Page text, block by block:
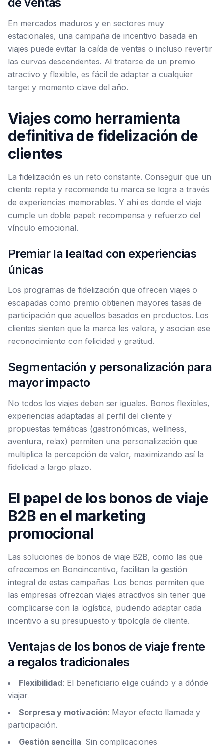
En mercados maduros y en sectores muy
estacionales, una campaña de incentivo basada en
viajes puede evitar la caída de ventas o incluso revertir
las curvas descendentes. Al tratarse de un premio
atractivo y flexible, es fácil de adaptar a cualquier
target y momento clave del año.
Viajes como herramienta
definitiva de fidelización de
clientes
La fidelización es un reto constante. Conseguir que un
cliente repita y recomiende tu marca se logra a través
de experiencias memorables. Y ahí es donde el viaje
cumple un doble papel: recompensa y refuerzo del
vínculo emocional.
Premiar la lealtad con experiencias
únicas
Los programas de fidelización que ofrecen viajes o
escapadas como premio obtienen mayores tasas de
participación que aquellos basados en productos. Los
clientes sienten que la marca les valora, y asocian ese
reconocimiento con felicidad y gratitud.
Segmentación y personalización para
mayor impacto
No todos los viajes deben ser iguales. Bonos flexibles,
experiencias adaptadas al perfil del cliente y
propuestas temáticas (gastronómicas, wellness,
aventura, relax) permiten una personalización que
multiplica la percepción de valor, maximizando así la
fidelidad a largo plazo.
El papel de los bonos de viaje
B2B en el marketing
promocional
Las soluciones de bonos de viaje B2B, como las que
ofrecemos en Bonoincentivo, facilitan la gestión
integral de estas campañas. Los bonos permiten que
las empresas ofrezcan viajes atractivos sin tener que
complicarse con la logística, pudiendo adaptar cada
incentivo a su presupuesto y tipología de cliente.
Ventajas de los bonos de viaje frente
a regalos tradicionales
Flexibilidad: El beneficiario elige cuándo y a dónde
viajar.
Sorpresa y motivación: Mayor efecto llamada y
participación.
Gestión sencilla: Sin complicaciones